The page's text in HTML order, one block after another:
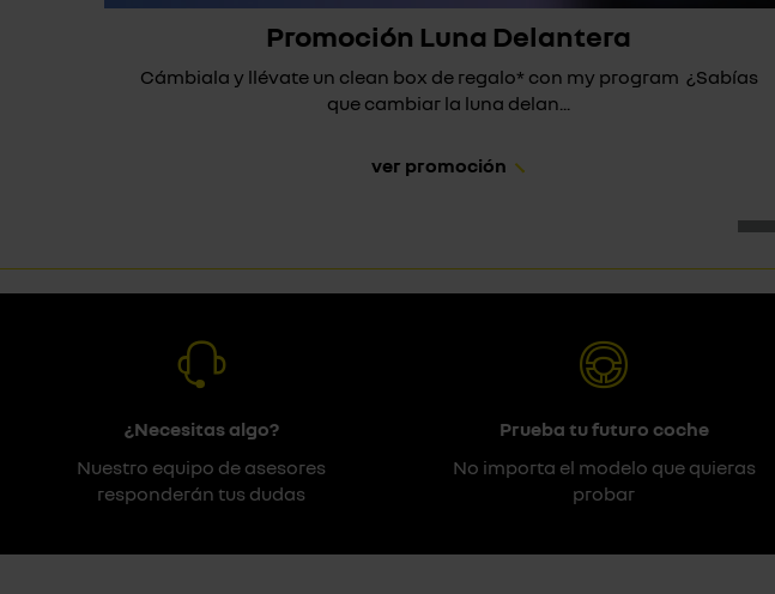
Promoción Luna Delantera
Cámbiala y llévate un clean box de regalo* con my program ¿Sabías
que cambiar la luna delan...
ver promoción
¿Necesitas algo?
Nuestro equipo de asesores
responderán tus dudas
Prueba tu futuro coche
No importa el modelo que quieras
probar